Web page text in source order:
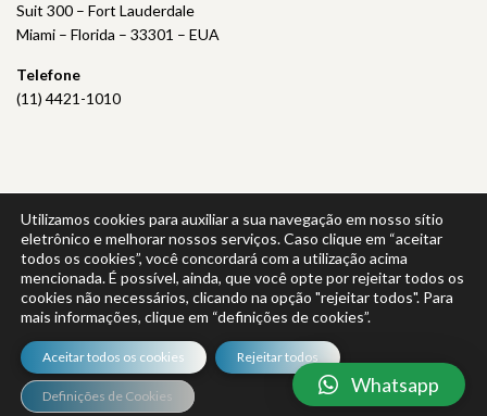
Suit 300 – Fort Lauderdale
Miami – Florida – 33301 – EUA
Telefone
(11) 4421-1010
Política de Privacidade| Política da Qualidade
Utilizamos cookies para auxiliar a sua navegação em nosso sítio
eletrônico e melhorar nossos serviços. Caso clique em “aceitar
todos os cookies”, você concordará com a utilização acima
mencionada. É possível, ainda, que você opte por rejeitar todos os
cookies não necessários, clicando na opção "rejeitar todos". Para
mais informações, clique em “definições de cookies”.
Aceitar todos os cookies Rejeitar todos
Definições de Cookies Whatsapp